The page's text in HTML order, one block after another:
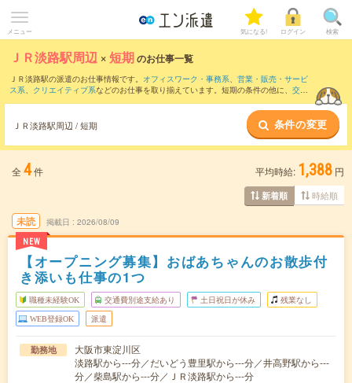
メニュー 気になる! ログイン 検索
ＪＲ淡路駅周辺 ×短期のお仕事一覧
ＪＲ淡路駅の派遣のお仕事情報です。 オフィスワーク・事務系、 営業・販売・サービ
ス系、 クリエイティブ系などのお仕事を取り揃えています。短期の条件の他に、 交通
ＪＲ淡路駅周辺 / 短期 条件の変更
全 4件 平均時給: 1,388 円
新着順 時給順
未読
NEW
掲載日 2026/08/09
【オープニング募集】おばあちゃんのお散歩付
き添いも仕事の1つ
職種未経験OK 交通費別途支給あり 土日祝日が休み 残業なし
WEB登録OK 派遣
勤務地
大阪市東淀川区
淡路駅から---分／だいどう豊里駅から---分／井高野駅から---
分／柴島駅から---分／ＪＲ淡路駅から---分